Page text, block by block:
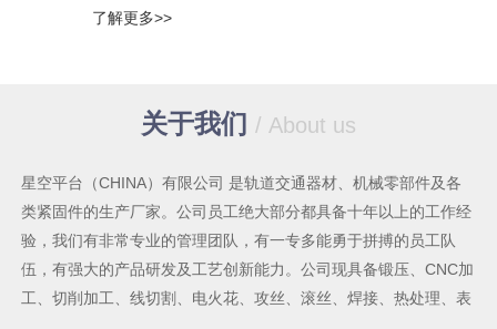
了解更多>>
关于我们 / About us
星空平台（CHINA）有限公司 是轨道交通器材、机械零部件及各
类紧固件的生产厂家。公司员工绝大部分都具备十年以上的工作经
验，我们有非常专业的管理团队，有一专多能勇于拼搏的员工队
伍，有强大的产品研发及工艺创新能力。公司现具备锻压、CNC加
工、切削加工、线切割、电火花、攻丝、滚丝、焊接、热处理、表